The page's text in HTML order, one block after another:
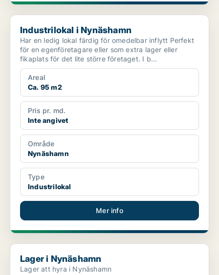
Industrilokal i Nynäshamn
Industrilokal i Nynäshamn
Har en ledig lokal färdig för omedelbar inflytt Perfekt
för en egenföretagare eller som extra lager eller
fikaplats för det lite större företaget. I b...
Areal
Ca. 95 m2
Pris pr. md.
Inte angivet
Område
Nynäshamn
Type
Industrilokal
Mer info
Lager i Nynäshamn
Lager i Nynäshamn
Lager att hyra i Nynäshamn